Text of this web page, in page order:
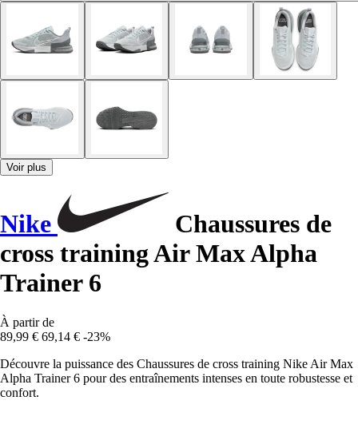
Voir plus
Nike
Chaussures de
cross training Air Max Alpha
Trainer 6
À partir de
89,99 € 69,14 € -23%
Découvre la puissance des Chaussures de cross training Nike Air Max
Alpha Trainer 6 pour des entraînements intenses en toute robustesse et
confort.